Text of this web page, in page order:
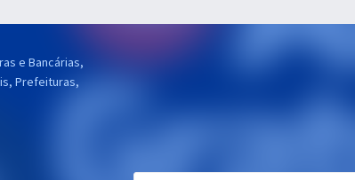
e Bancárias,
Prefeituras,